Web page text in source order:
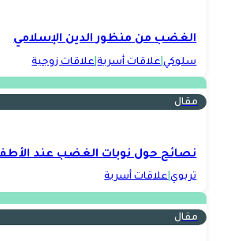
الغضب من منظور الدين الإسلامي
سلوكي| علاقات أسرية| علاقات زوجية
مقال
نصائح حول نوبات الغضب عند
تربوي|علاقات أسرية
مقال